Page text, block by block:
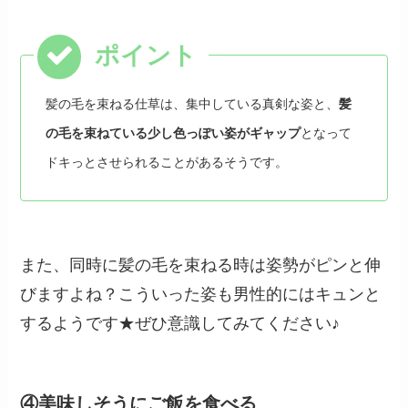
髪の毛を束ねる仕草は、集中している真剣な姿と、髪
の毛を束ねている少し色っぽい姿がギャップとなって
ドキっとさせられることがあるそうです。
また、同時に髪の毛を束ねる時は姿勢がピンと伸
びますよね？こういった姿も男性的にはキュンと
するようです★ぜひ意識してみてください♪
④美味しそうにご飯を食べる